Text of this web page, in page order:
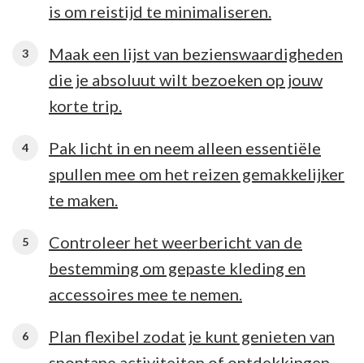
is om reistijd te minimaliseren.
Maak een lijst van bezienswaardigheden
die je absoluut wilt bezoeken op jouw
korte trip.
Pak licht in en neem alleen essentiële
spullen mee om het reizen gemakkelijker
te maken.
Controleer het weerbericht van de
bestemming om gepaste kleding en
accessoires mee te nemen.
Plan flexibel zodat je kunt genieten van